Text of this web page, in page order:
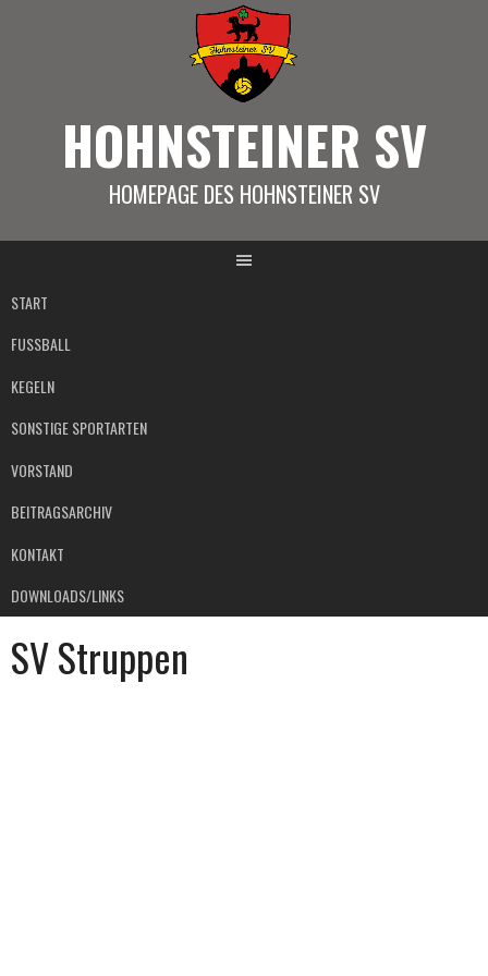
HOHNSTEINER SV
HOMEPAGE DES HOHNSTEINER SV
START
FUSSBALL
KEGELN
SONSTIGE SPORTARTEN
VORSTAND
BEITRAGSARCHIV
KONTAKT
DOWNLOADS/LINKS
SV Struppen